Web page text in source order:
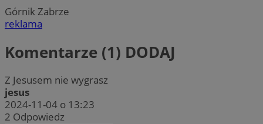
Górnik Zabrze
reklama
Komentarze (1) DODAJ
Z Jesusem nie wygrasz
jesus
2024-11-04 o 13:23
2 Odpowiedz